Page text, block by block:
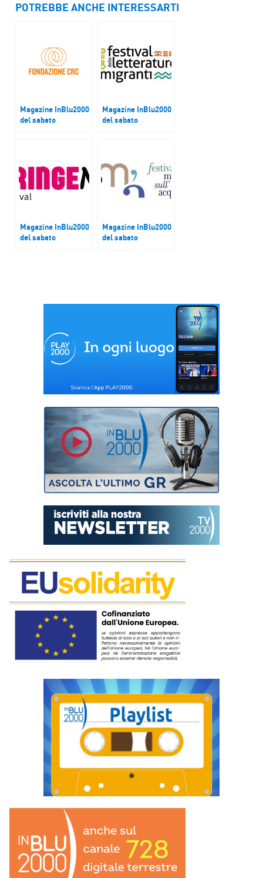
POTREBBE ANCHE INTERESSARTI
Magazine InBlu2000
del sabato
Magazine InBlu2000
del sabato
Magazine InBlu2000
del sabato
Magazine InBlu2000
del sabato